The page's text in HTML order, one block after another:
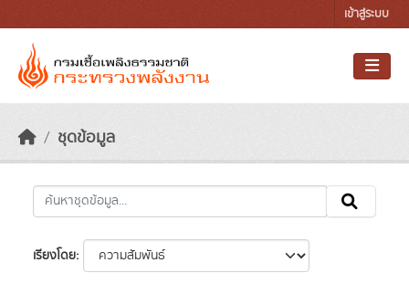
เข้าสู่ระบบ
ชุดข้อมูล
เรียงโดย